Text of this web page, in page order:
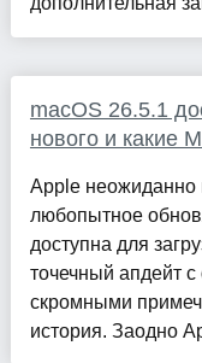
macOS 26.5.1
нового и какие
Apple неожиданно
любопытное
доступна для
точечный апдейт
скромными
история. Заодно